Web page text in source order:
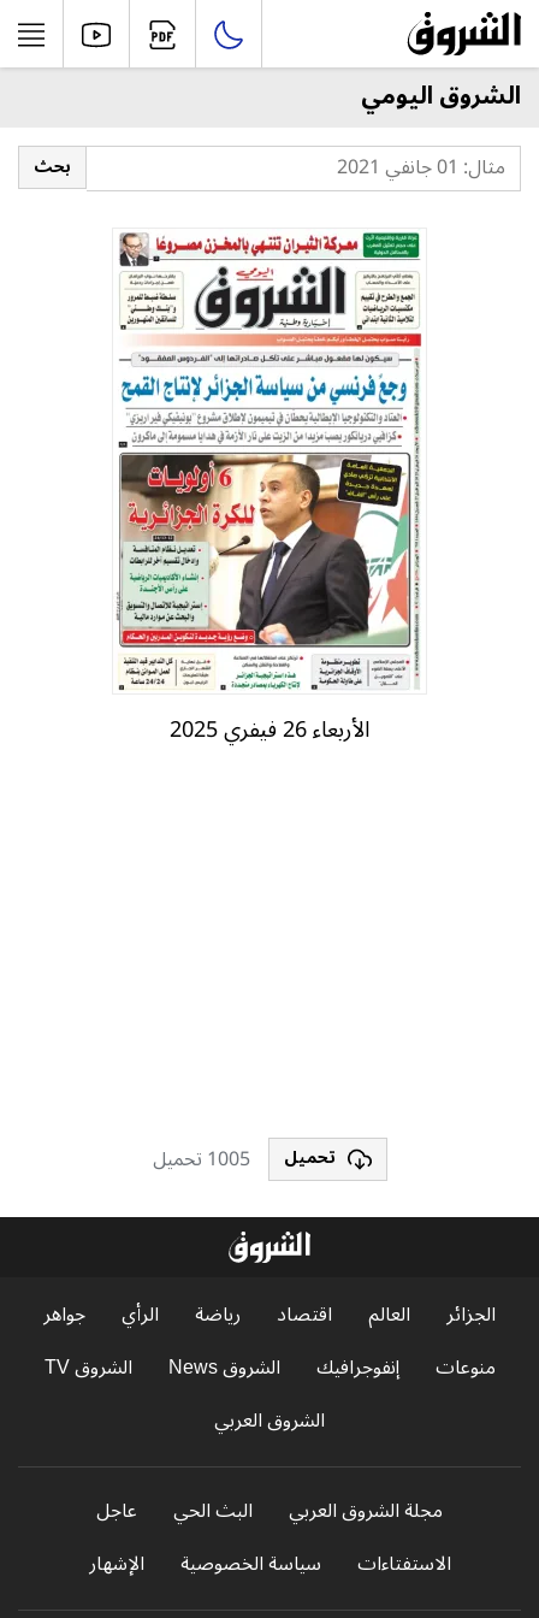
الشروق اليومي
الأربعاء 26 فيفري 2025
تحميل 1005 تحميل
الجزائر العالم اقتصاد رياضة الرأي
جواهر
منوعات
إنفوجرافيك الشروق News
الشروق TV
الشروق العربي
مجلة الشروق العربي البث الحي
عاجل
الاستفتاءات
سياسة الخصوصية الإشهار